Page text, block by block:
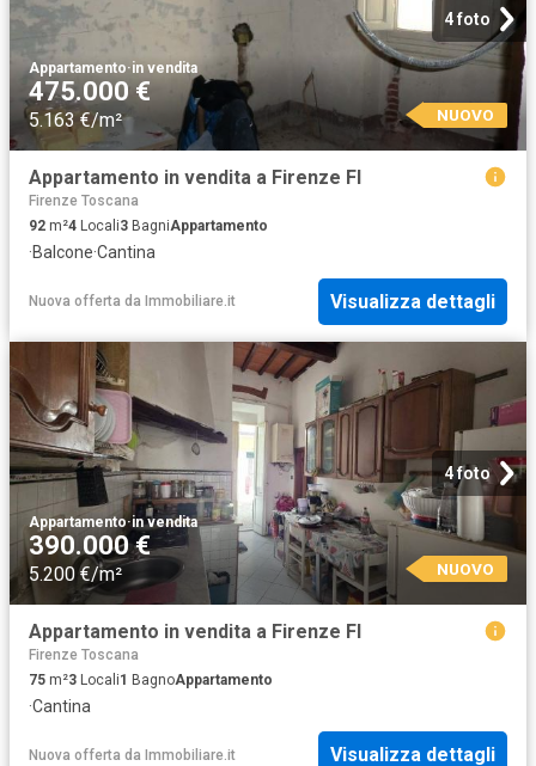
4 foto
Appartamento·in vendita
475.000 €
5.163 €/m² NUOVO
Appartamento in vendita a Firenze FI
Firenze Toscana
92 m²4 Locali3 BagniAppartamento
·Balcone·Cantina
Nuova offerta da Immobiliare.it Visualizza dettagli
4 foto
Appartamento·in vendita
390.000 €
5.200 €/m² NUOVO
Appartamento in vendita a Firenze FI
Firenze Toscana
75 m²3 Locali1 BagnoAppartamento
·Cantina
Nuova offerta da Immobiliare.it Visualizza dettagli